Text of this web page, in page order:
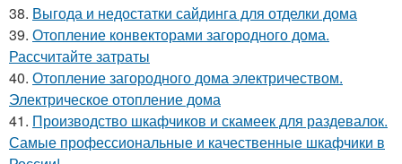
38. Выгода и недостатки сайдинга для отделки дома
39. Отопление конвекторами загородного дома.
Рассчитайте затраты
40. Отопление загородного дома электричеством.
Электрическое отопление дома
41. Производство шкафчиков и скамеек для раздевалок.
Самые профессиональные и качественные шкафчики в